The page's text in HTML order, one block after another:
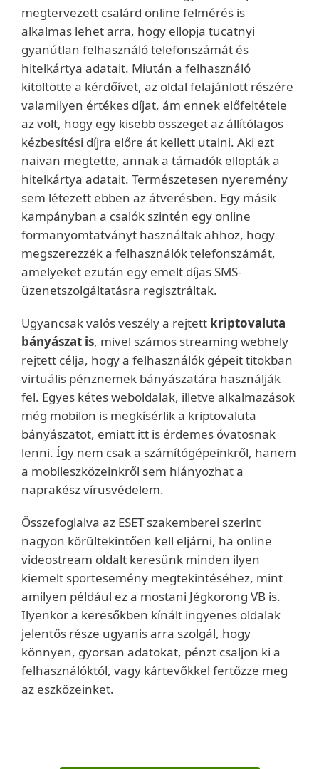
megtervezett csalárd online felmérés is
alkalmas lehet arra, hogy ellopja tucatnyi
gyanútlan felhasználó telefonszámát és
hitelkártya adatait. Miután a felhasználó
kitöltötte a kérdőívet, az oldal felajánlott részére
valamilyen értékes díjat, ám ennek előfeltétele
az volt, hogy egy kisebb összeget az állítólagos
kézbesítési díjra előre át kellett utalni. Aki ezt
naivan megtette, annak a támadók ellopták a
hitelkártya adatait. Természetesen nyeremény
sem létezett ebben az átverésben. Egy másik
kampányban a csalók szintén egy online
formanyomtatványt használtak ahhoz, hogy
megszerezzék a felhasználók telefonszámát,
amelyeket ezután egy emelt díjas SMS-
üzenetszolgáltatásra regisztráltak.
Ugyancsak valós veszély a rejtett kriptovaluta
bányászat is, mivel számos streaming webhely
rejtett célja, hogy a felhasználók gépeit titokban
virtuális pénznemek bányászatára használják
fel. Egyes kétes weboldalak, illetve alkalmazások
még mobilon is megkísérlik a kriptovaluta
bányászatot, emiatt itt is érdemes óvatosnak
lenni. Így nem csak a számítógépeinkről, hanem
a mobileszközeinkről sem hiányozhat a
naprakész vírusvédelem.
Összefoglalva az ESET szakemberei szerint
nagyon körültekintően kell eljárni, ha online
videostream oldalt keresünk minden ilyen
kiemelt sportesemény megtekintéséhez, mint
amilyen például ez a mostani Jégkorong VB is.
Ilyenkor a keresőkben kínált ingyenes oldalak
jelentős része ugyanis arra szolgál, hogy
könnyen, gyorsan adatokat, pénzt csaljon ki a
felhasználóktól, vagy kártevőkkel fertőzze meg
az eszközeinket.